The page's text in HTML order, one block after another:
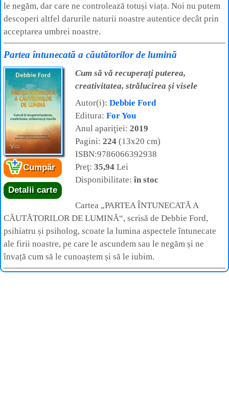
le negăm, dar care ne controlează totuși viața. Noi nu putem
descoperi altfel darurile naturii noastre autentice decât prin
acceptarea umbrei noastre.
Partea întunecată a căutătorilor de lumină
Cumpăr
Detalii carte
Cum să vă recuperați puterea,
creativitatea, strălucirea și visele
Autor(i): Debbie Ford
Editura: For You
Anul apariţiei: 2019
Pagini: 224 (13x20 cm)
ISBN:9786066392938
Preţ: 35,94 Lei
Disponibilitate:în stoc
Cartea „PARTEA ÎNTUNECATĂ A
CĂUTĂTORILOR DE LUMINĂ“, scrisă de Debbie Ford,
psihiatru și psiholog, scoate la lumina aspectele întunecate
ale firii noastre, pe care le ascundem sau le negăm și ne
învață cum să le cunoaștem și să le iubim.